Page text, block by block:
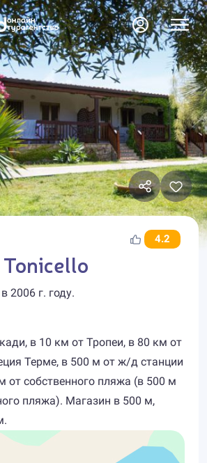
4.2
2006 г. году.
в 10 км от Тропеи, в 80 км от
Терме, в 500 м от ж/д станции
от собственного пляжа (в 500 м
пляжа). Магазин в 500 м,